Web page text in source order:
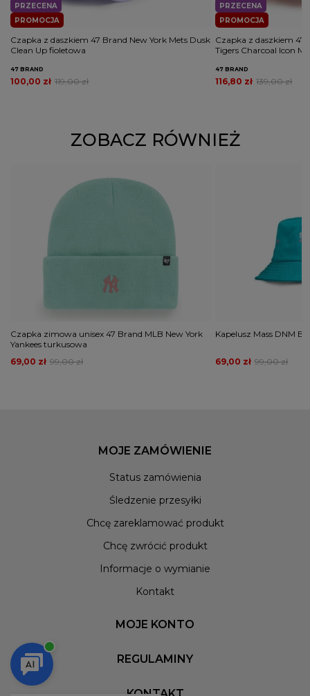
PROMOCJA
PRZECENA
Czapka z daszkiem 47 Brand New York Mets Dusk
Clean Up fioletowa
47 BRAND
119,00 zł
100,00 zł
PROMOCJA
PRZECENA
Czapka z daszkiem
Tigers Charcoal Icon
47 BRAND
139,00 zł
116,80 zł
ZOBACZ RÓWNIEŻ
Czapka zimowa unisex 47 Brand MLB New York
Yankees turkusowa
99,00 zł
69,00 zł
Kapelusz Mass DNM
99,00 zł
69,00 zł
MOJE ZAMÓWIENIE
Status zamówienia
Śledzenie przesyłki
Chcę zareklamować produkt
Chcę zwrócić produkt
Informacje o wymianie
Kontakt
MOJE KONTO
REGULAMINY